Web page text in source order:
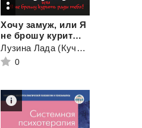
Хочу замуж, или Я
не брошу курить ради тебя
Лузина Лада (Кучерова Владислава)
0